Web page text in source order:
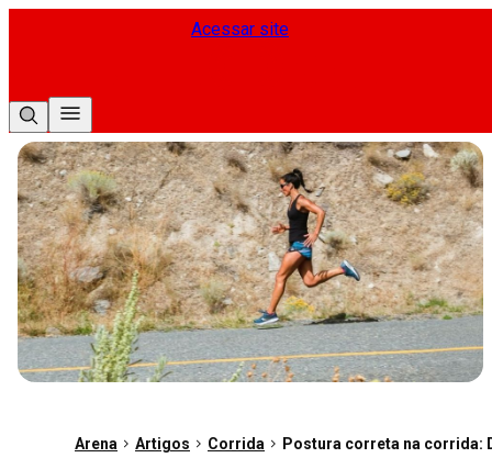
Acessar site
Arena Artigos Corrida Postura correta na